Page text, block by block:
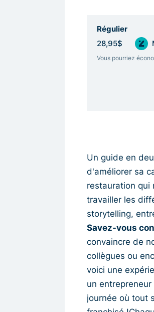
Régulier
28,95$
Vous pourriez
Un guide en
d'améliorer sa
restauration qui
travailler les
storytelling,
Savez-vous
convaincre de
collègues ou
voici une
un
journée où tout